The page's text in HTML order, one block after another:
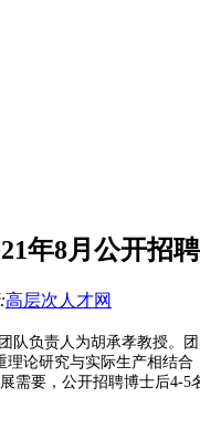
年8月公开招
高层次人才网
队负责人为胡承孝教授。
论研究与实际生产相结
需要，公开招聘博士后4-5